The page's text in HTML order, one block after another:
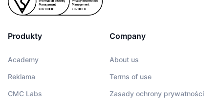
Produkty
Academy
Reklama
CMC Labs
Company
About us
Terms of use
Zasady ochrony prywatności